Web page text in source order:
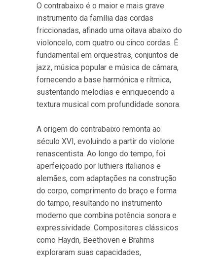
O contrabaixo é o maior e mais grave
instrumento da família das cordas
friccionadas, afinado uma oitava abaixo do
violoncelo, com quatro ou cinco cordas. É
fundamental em orquestras, conjuntos de
jazz, música popular e música de câmara,
fornecendo a base harmónica e rítmica,
sustentando melodias e enriquecendo a
textura musical com profundidade sonora.
A origem do contrabaixo remonta ao
século XVI, evoluindo a partir do violone
renascentista. Ao longo do tempo, foi
aperfeiçoado por luthiers italianos e
alemães, com adaptações na construção
do corpo, comprimento do braço e forma
do tampo, resultando no instrumento
moderno que combina potência sonora e
expressividade. Compositores clássicos
como Haydn, Beethoven e Brahms
exploraram suas capacidades,